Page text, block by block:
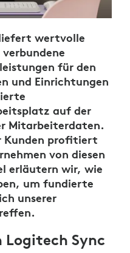
wertvolle
für den
und Einrichtungen
auf der
Mitarbeiterdaten.
Kunden profitiert
von diesen
erläutern wir, wie
um fundierte
unserer
Sync